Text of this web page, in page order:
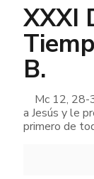
XXXI
B.
Mc 12, 28-
a Jesús y le
primero de